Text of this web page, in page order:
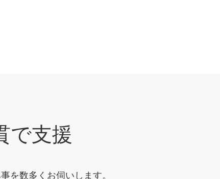
で支援
を数多くお伺いします。